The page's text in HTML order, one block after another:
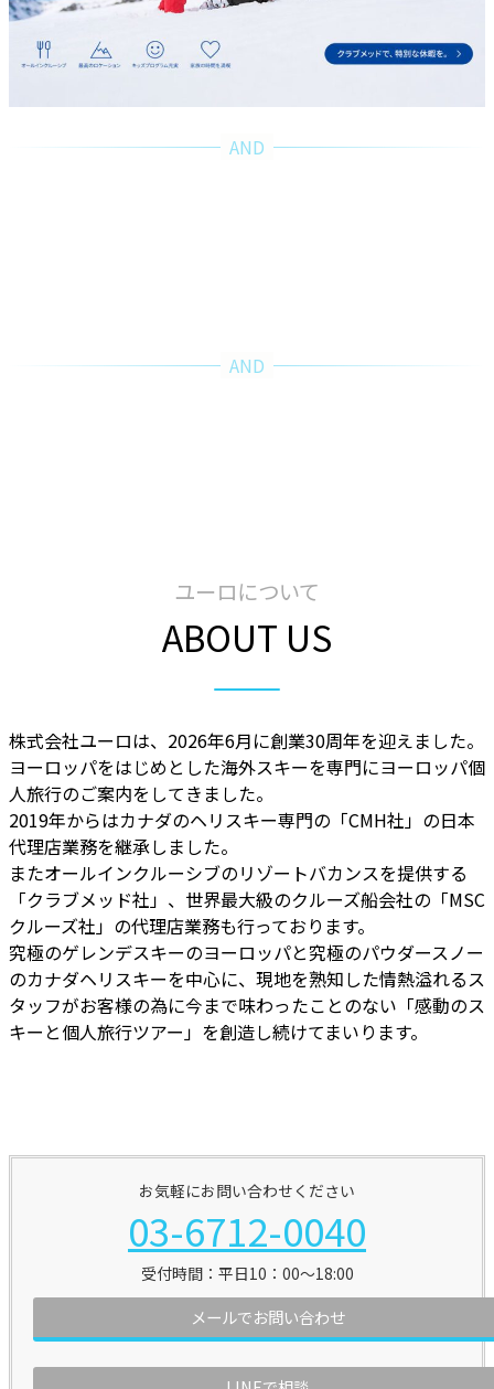
ユーロについて
ABOUT US
株式会社ユーロは、2026年6月に創業30周年を迎えました。
ヨーロッパをはじめとした海外スキーを専門にヨーロッパ個
人旅行のご案内をしてきました。
2019年からはカナダのヘリスキー専門の「CMH社」の日本
代理店業務を継承しました。
またオールインクルーシブのリゾートバカンスを提供する
「クラブメッド社」、世界最大級のクルーズ船会社の「MSC
クルーズ社」の代理店業務も行っております。
究極のゲレンデスキーのヨーロッパと究極のパウダースノー
のカナダヘリスキーを中心に、現地を熟知した情熱溢れるス
タッフがお客様の為に今まで味わったことのない「感動のス
キーと個人旅行ツアー」を創造し続けてまいります。
お気軽にお問い合わせください
03-6712-0040
受付時間：平日10：00～18:00
メールでお問い合わせ